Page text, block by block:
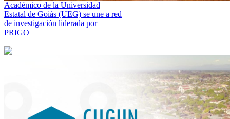
Académico de la Universidad
Estatal de Goiás (UEG) se une a red
de investigación liderada por
PRIGO